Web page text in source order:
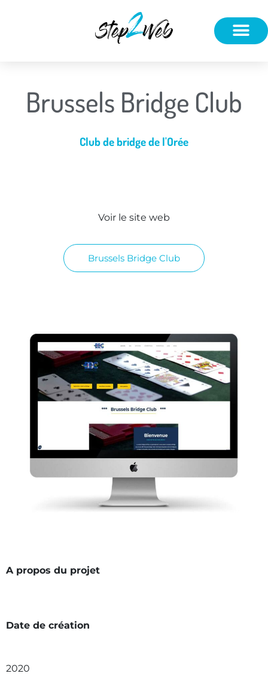
Brussels Bridge Club
Club de bridge de l'Orée
Voir le site web
Brussels Bridge Club
A propos du projet
Date de création
2020